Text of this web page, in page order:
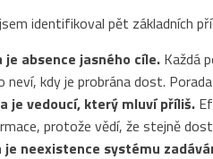
identifikoval pět základních
je absence jasného cíle. Každá
neví, kdy je probrána dost.
je vedoucí, který mluví příliš.
protože vědí, že stejně
neexistence systému